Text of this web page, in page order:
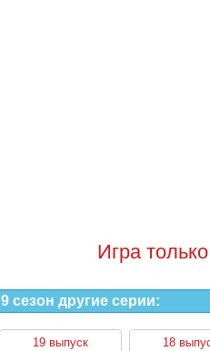
Игра
9 сезон другие серии:
19 выпуск 18